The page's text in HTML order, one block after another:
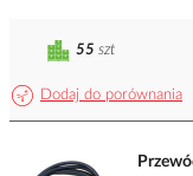
Dodaj do porównania
55 szt